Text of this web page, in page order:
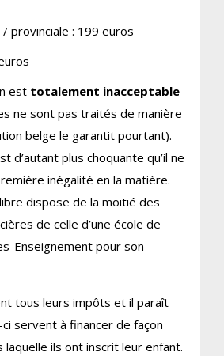
/ provinciale : 199 euros
est totalement inacceptable
ne sont pas traités de manière
belge le garantit pourtant).
d’autant plus choquante qu’il ne
inégalité en la matière.
dispose de la moitié des
de celle d’une école de
Enseignement pour son
tous leurs impôts et il paraît
servent à financer de façon
laquelle ils ont inscrit leur enfant.